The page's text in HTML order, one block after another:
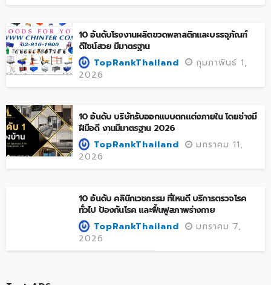
10 อันดับโรงงานผลิตขวดพลาสติกและบรรจุภัณฑ์
ดีไซน์สวย มีมาตรฐาน
TopRankThailand
กุมภาพันธ์ 1,
2026
10 อันดับ บริษัทรับออกแบบตกแต่งภายใน โดยช่างมี
ฝีมือดี งานมีมาตรฐาน 2026
TopRankThailand
มกราคม 11,
2026
10 อันดับ คลินิกเวชกรรม ที่ไหนดี บริการตรวจโรค
ทั่วไป ป้องกันโรค และฟื้นฟูสภาพร่างกาย
TopRankThailand
มกราคม 7,
2026